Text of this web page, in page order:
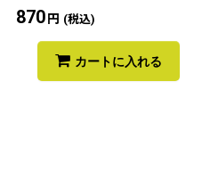
870円 (税込)
カートに入れる